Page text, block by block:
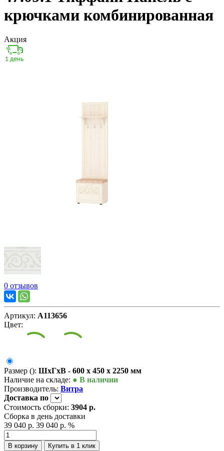
крючками комбинированная
Акция
0 отзывов
Артикул: А113656
Цвет:
Размер (): ШxГxВ - 600 x 450 x 2250 мм
Наличие на складе: ● В наличии
Производитель: Витра
Доставка по
Стоимость сборки: 3904 р.
Сборка в день доставки
39 040 р. 39 040 р. %
В корзину Купить в 1 клик